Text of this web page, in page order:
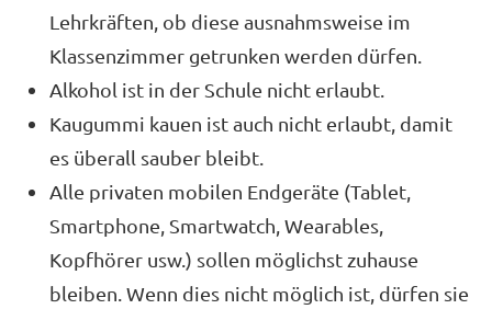
Lehrkräften, ob diese ausnahmsweise im
Klassenzimmer getrunken werden dürfen.
Alkohol ist in der Schule nicht erlaubt.
Kaugummi kauen ist auch nicht erlaubt, damit
es überall sauber bleibt.
Alle privaten mobilen Endgeräte (Tablet,
Smartphone, Smartwatch, Wearables,
Kopfhörer usw.) sollen möglichst zuhause
bleiben. Wenn dies nicht möglich ist, dürfen sie